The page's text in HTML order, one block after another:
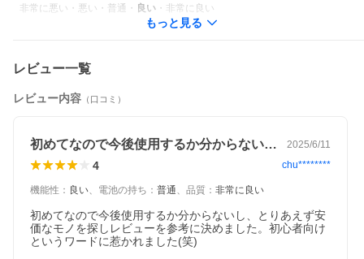
非常に悪い ・ 悪い ・ 普通 ・ 良い ・ 非常に良い
もっと見る
レビュー一覧
レビュー内容 （口コミ）
初めてなので今後使用するか分からないし… 2025/6/11
4 chu********
機能性 ： 良い、 電池の持ち ： 普通、 品質 ： 非常に良い
初めてなので今後使用するか分からないし、とりあえず安
価なモノを探しレビューを参考に決めました。初心者向け
というワードに惹かれました(笑)